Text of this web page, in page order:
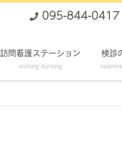
訪問看護ステーション
visiting nursing
検診
095-844-0417